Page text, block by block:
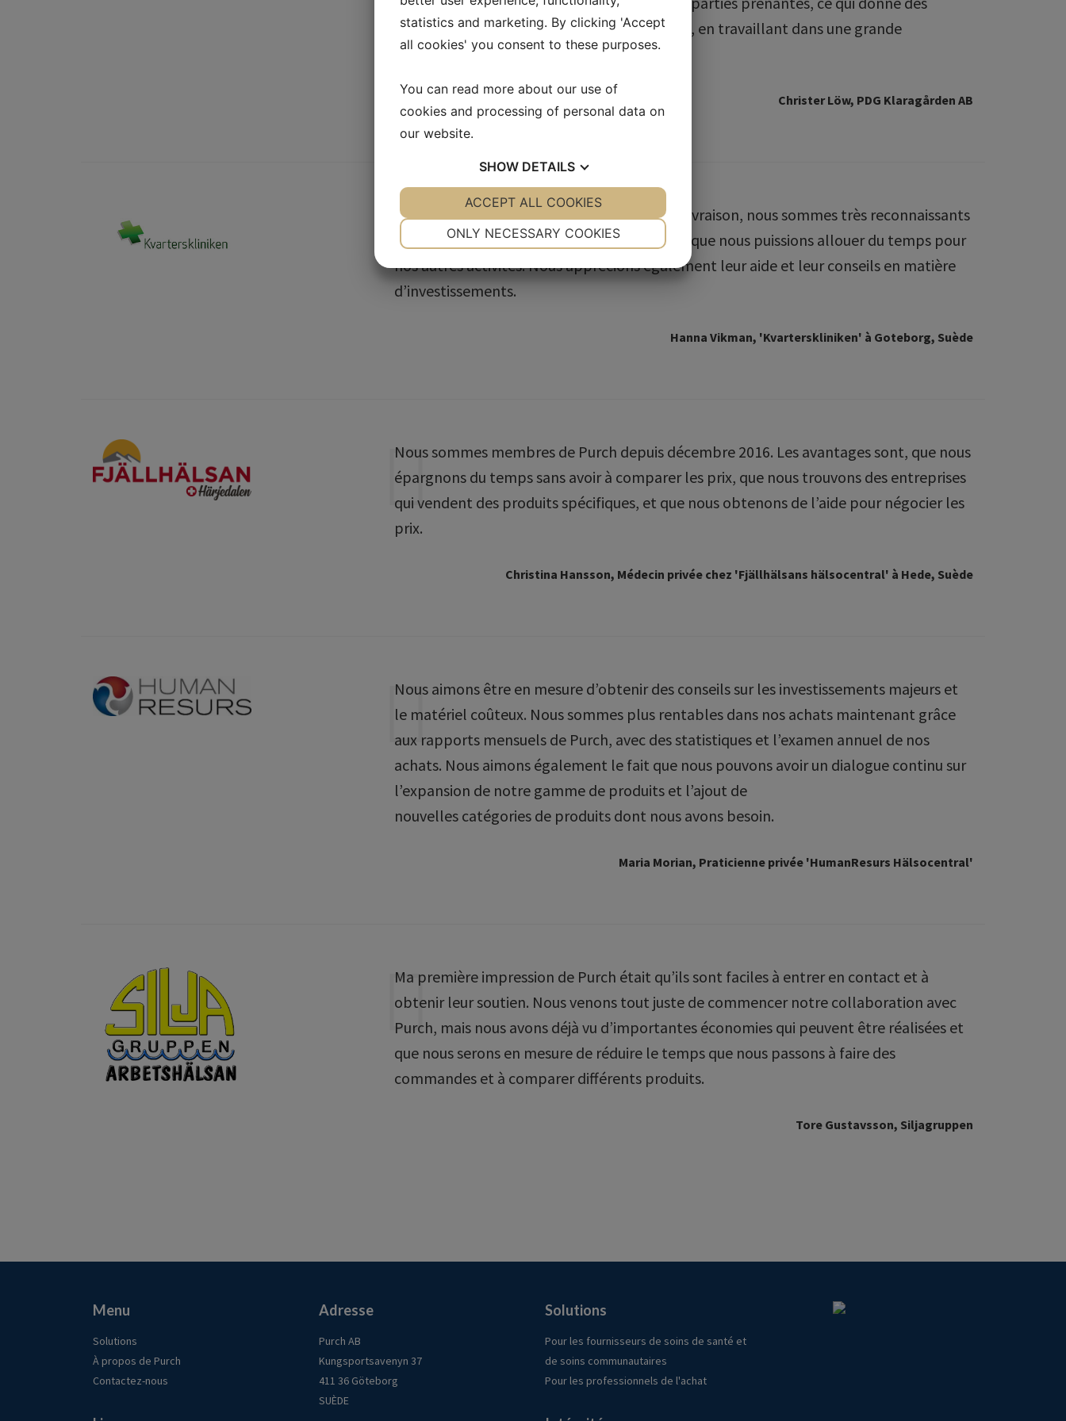
résultats même dans des conditions difficiles, en travaillant dans une grande
organisation.
Christer Löw, PDG Klaragården AB
En plus des excellents prix et conditions de livraison, nous sommes très reconnaissants
que Purch facilite nos processus d’achat afin que nous puissions allouer du temps pour
nos autres activités. Nous apprécions également leur aide et leur conseils en matière
d’investissements.
Hanna Vikman, 'Kvarterskliniken' à Goteborg, Suède
Nous sommes membres de Purch depuis décembre 2016. Les avantages sont, que nous
épargnons du temps sans avoir à comparer les prix, que nous trouvons des entreprises
qui vendent des produits spécifiques, et que nous obtenons de l’aide pour négocier les
prix.
Christina Hansson, Médecin privée chez 'Fjällhälsans hälsocentral' à Hede, Suède
Nous aimons être en mesure d’obtenir des conseils sur les investissements majeurs et
le matériel coûteux. Nous sommes plus rentables dans nos achats maintenant grâce
aux rapports mensuels de Purch, avec des statistiques et l’examen annuel de nos
achats. Nous aimons également le fait que nous pouvons avoir un dialogue continu sur
l’expansion de notre gamme de produits et l’ajout de
nouvelles catégories de produits dont nous avons besoin.
Maria Morian, Praticienne privée 'HumanResurs Hälsocentral'
Ma première impression de Purch était qu’ils sont faciles à entrer en contact et à
obtenir leur soutien. Nous venons tout juste de commencer notre collaboration avec
Purch, mais nous avons déjà vu d’importantes économies qui peuvent être réalisées et
que nous serons en mesure de réduire le temps que nous passons à faire des
commandes et à comparer différents produits.
Tore Gustavsson, Siljagruppen
Menu
Solutions
À propos de Purch
Contactez-nous
Adresse
Purch AB
Kungsportsavenyn 37
411 36 Göteborg
SUÈDE
Solutions
Pour les fournisseurs de soins de santé et
de soins communautaires
Pour les professionnels de l'achat
statistics and marketing. By clicking 'Accept
all cookies' you consent to these purposes.
You can read more about our use of
cookies and processing of personal data on
our website.
SHOW DETAILS
YES NO YES NO
ONLY NECESSARY COOKIES
ACCEPT ALL COOKIES